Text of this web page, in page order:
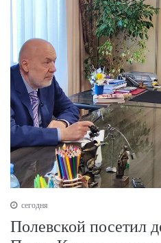
сегодня
Полевской посетил